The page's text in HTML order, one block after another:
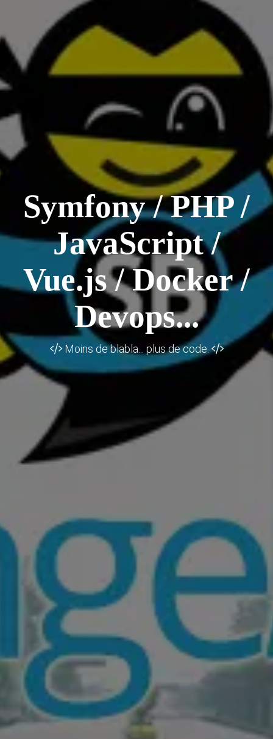
Symfony / PHP /
JavaScript /
Vue.js / Docker /
Devops...
Moins de blabla... plus de code.